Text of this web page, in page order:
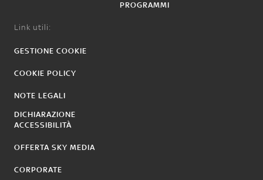
PROGRAMMI
Link utili:
GESTIONE COOKIE
COOKIE POLICY
NOTE LEGALI
DICHIARAZIONE
ACCESSIBILITÀ
OFFERTA SKY MEDIA
CORPORATE